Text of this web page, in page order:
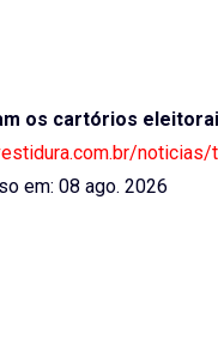
os cartórios
em: 08 ago. 2026